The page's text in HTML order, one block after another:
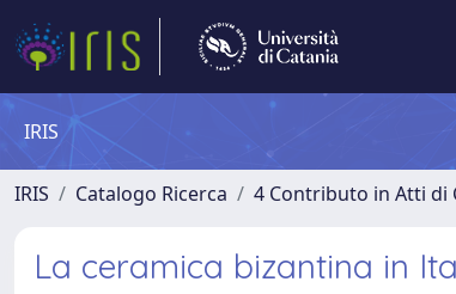
IRIS
IRIS Catalogo Ricerca 4 Contributo in Atti di
La ceramica bizantina in